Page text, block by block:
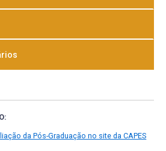
da Pós-Graduação no site da CAPES